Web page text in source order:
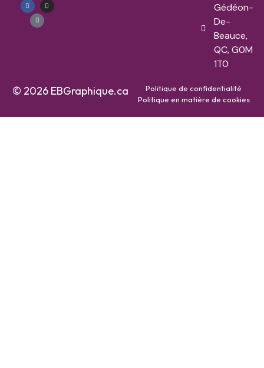
Gédéon-
De-
Beauce,
QC, G0M
1T0
© 2026 EBGraphique.ca
Politique de confidentialité
Politique en matière de cookies